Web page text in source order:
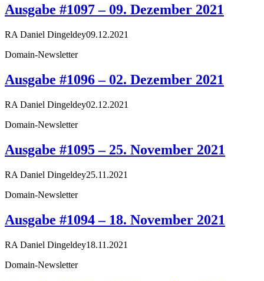
Ausgabe #1097 – 09. Dezember 2021
RA Daniel Dingeldey09.12.2021
Domain-Newsletter
Ausgabe #1096 – 02. Dezember 2021
RA Daniel Dingeldey02.12.2021
Domain-Newsletter
Ausgabe #1095 – 25. November 2021
RA Daniel Dingeldey25.11.2021
Domain-Newsletter
Ausgabe #1094 – 18. November 2021
RA Daniel Dingeldey18.11.2021
Domain-Newsletter